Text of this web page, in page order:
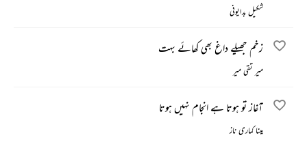
شکیل بدایونی
زخم جھیلے داغ بھی کھائے بہت
میر تقی میر
آغاز تو ہوتا ہے انجام نہیں ہوتا
مینا کماری ناز